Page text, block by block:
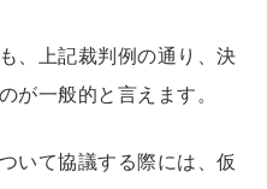
、上記裁判例の通り、決
が一般的と言えます。
いて協議する際には、仮